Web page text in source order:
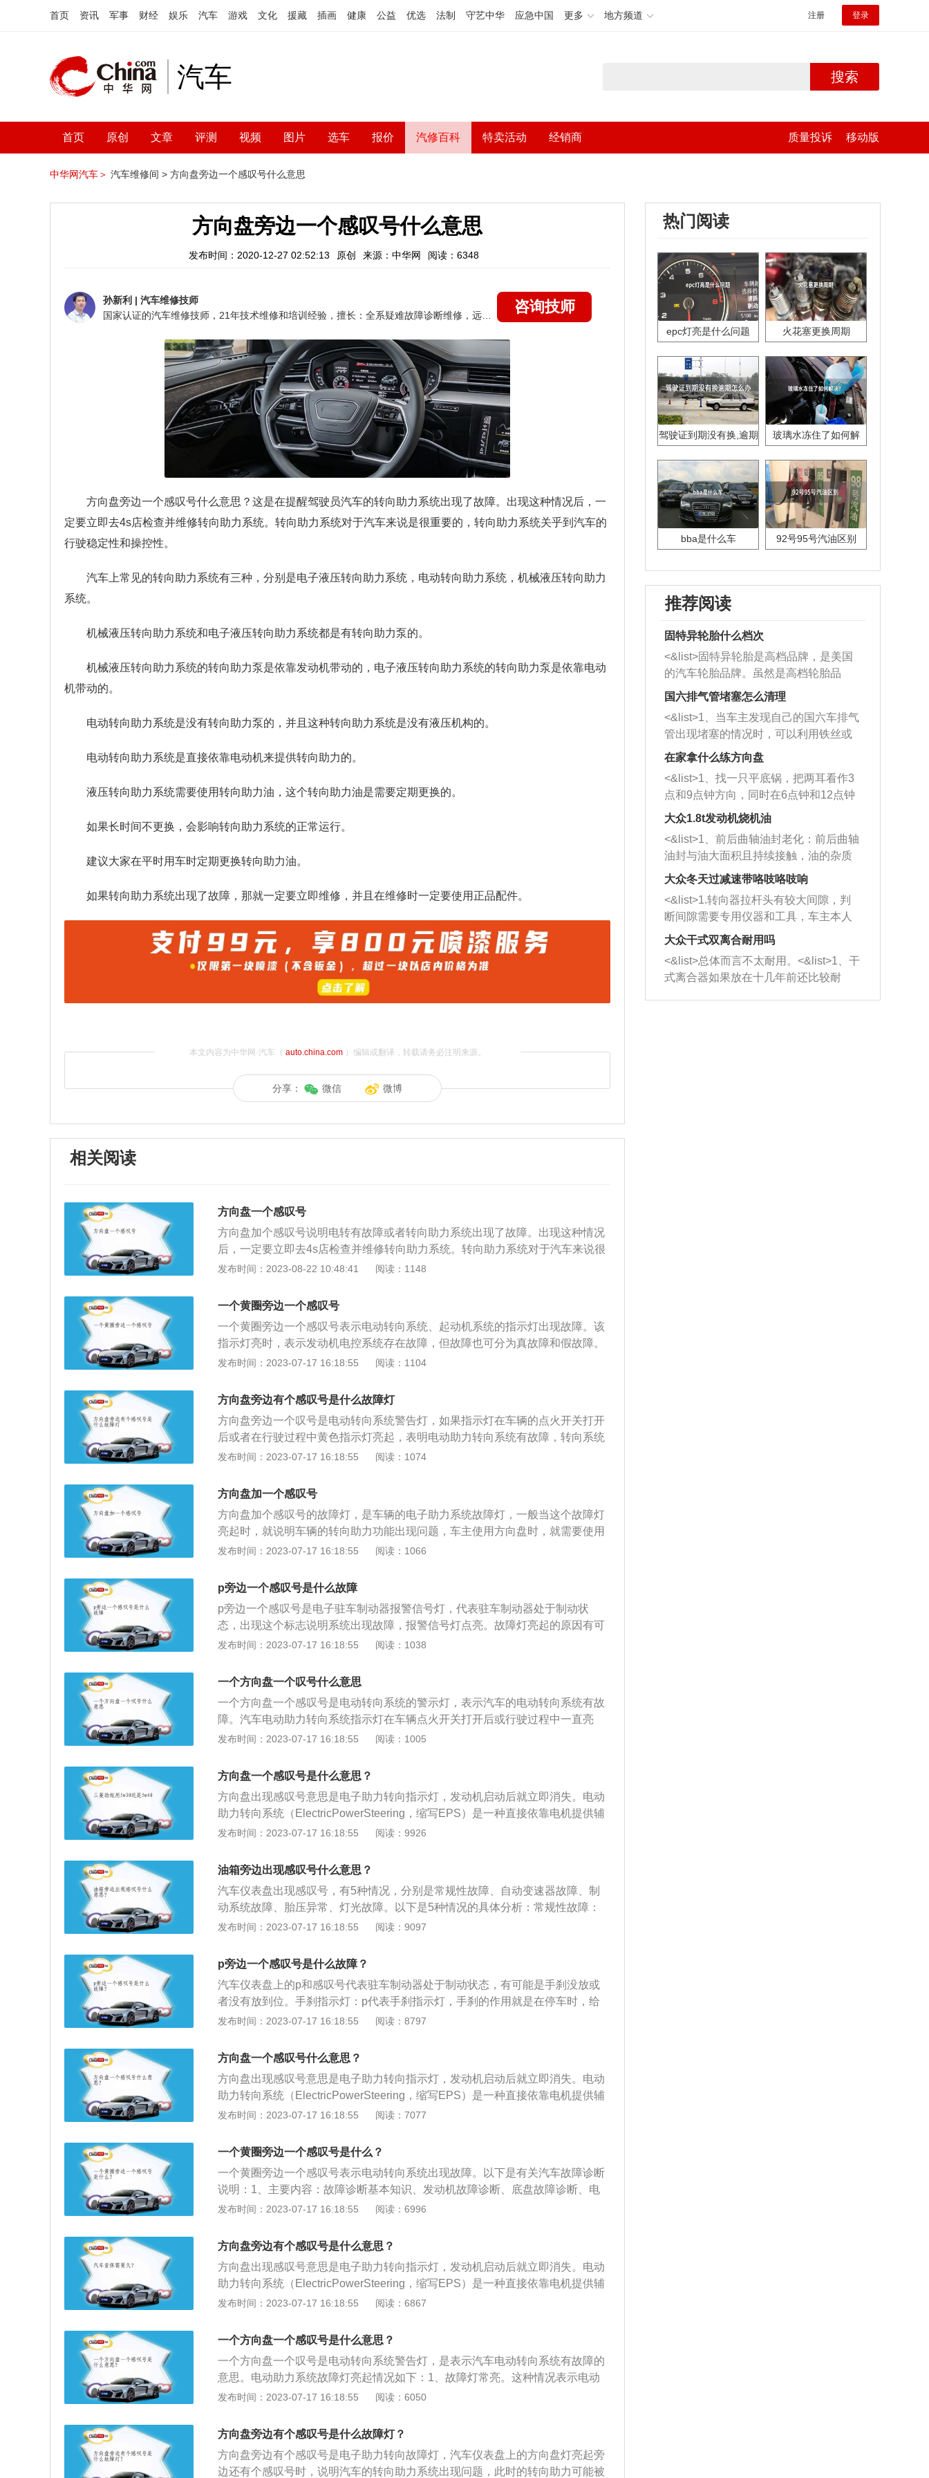
首页 资讯 军事 财经 娱乐 汽车 游戏 文化 援藏 插画 健康 公益 优选 法制 守艺中华 应急中国 更多 地方频道 注册 登录
汽车 搜索
首页 原创 文章 评测 视频 图片 选车 报价 汽修百科 特卖活动 经销商 质量投诉 移动版
中华网汽车＞ 汽车维修间 > 方向盘旁边一个感叹号什么意思
方向盘旁边一个感叹号什么意思
发布时间：2020-12-27 02:52:13 原创 来源：中华网 阅读：6348
孙新利 | 汽车维修技师
咨询技师
方向盘旁边一个感叹号什么意思？ 这是在提醒驾驶员汽车的转向助力系统出现了故障。出现这种情况后，一
定要立即去4s店检查并维修转向助力系统。转向助力系统对于汽车来说是很重要的，转向助力系统关乎到汽车的
行驶稳定性和操控性。
汽车上常见的转向助力系统有三种，分别是电子液压转向助力系统，电动转向助力系统，机械液压转向助力
系统。
机械液压转向助力系统和电子液压转向助力系统都是有转向助力泵的。
机械液压转向助力系统的转向助力泵是依靠发动机带动的，电子液压转向助力系统的转向助力泵是依靠电动
机带动的。
电动转向助力系统是没有转向助力泵的，并且这种转向助力系统是没有液压机构的。
电动转向助力系统是直接依靠电动机来提供转向助力的。
液压转向助力系统需要使用转向助力油，这个转向助力油是需要定期更换的。
如果长时间不更换，会影响转向助力系统的正常运行。
建议大家在平时用车时定期更换转向助力油。
如果转向助力系统出现了故障，那就一定要立即维修，并且在维修时一定要使用正品配件。
本文内容为中华网·汽车（ auto.china.com）编辑或翻译，转载请务必注明来源。
分享： 微信 微博
相关阅读
方向盘一个感叹号
方向盘加个感叹号说明电转有故障或者转向助力系统出现了故障。出现这种情况
后，一定要立即去4s店检查并维修转向助力系统。转向助力系统对于汽车来说很
重要，转向助力系统关乎到汽车的行驶稳定性和操控性。方向盘边上一个感叹号
查各部件的连接部位，看有无松动的地方；3、检查轮胎胎压，是否处于正常的
压力；4、更换动力转向泵、转向器等零部件。电动助力转向系统是一种直接依
靠电机铺助扭矩的动力转向系统，现在汽车上经常遇见的电动转向有12V供电和2
4V供电两种主要形式。EPS系统主要由扭矩传感器、车速传感器、电动机、减速
机构和电子调节单元组成。
发布时间：2023-08-22 10:48:41 阅读：1148
一个黄圈旁边一个感叹号
一个黄圈旁边一个感叹号表示电动转向系统、起动机系统的指示灯出现故障。该
指示灯亮时，表示发动机电控系统存在故障，但故障也可分为真故障和假故障。
使用诊断工具理解代码后，假故障将会消失，而故障代码则由诊断工具针对真故
着起动机不起作用。不能工作的原因可能是电池不够，没有启动起动机的动力，
各线连接松动或接口脏污，使其接触不良。或者起动机内部电枢轴或轴承过紧，
电刷磨损过短。以下是有关汽车故障诊断说明：1、主要内容：故障诊断基本知
识、发动机故障诊断、底盘故障诊断、电气设备故障诊断等，通过典型案例使学
生掌握车故障诊断的一般方法，了解常见故障及其解决方法，为学生后续工作奠
障为起动机接线柱至电流表之间线路断路；如无火，则故障是蓄电池电量不足或
其线路故障。蓄电池电量不足，应充电；线路断路，应重新接通。3、汽车故障
诊断方法：人工经验、现代仪器设备诊断法、自诊断法，三原科技汽车不解体检
系统的指示灯。
发布时间：2023-07-17 16:18:55 阅读：1104
方向盘旁边有个感叹号是什么故障灯
方向盘旁边一个叹号是电动转向系统警告灯，如果指示灯在车辆的点火开关打开
后或者在行驶过程中黄色指示灯亮起，表明电动助力转向系统有故障，转向系统
部分已经失灵，也就是转向力度变大，转向困难。解决办法：及时前往维修店进
失效，解决办法：车主应该尽快减速慢行，并把车停好修理或者等待救援。正常
完成自检并没有发现问题后就会熄灭。如果有问题故障灯就会常亮。转向系统顾
名思义，就是用来改变或保持汽车行驶或倒退方向的一系列装置，可以按照驾驶
员的意愿来更好地控制汽车的行驶方向，在一定程度上还可以帮助驾驶员减轻方
发布时间：2023-07-17 16:18:55 阅读：1074
方向盘加一个感叹号
方向盘加个感叹号的故障灯，是车辆的电子助力系统故障灯，一般当这个故障灯
亮起时，就说明车辆的转向助力功能出现问题，车主使用方向盘时，就需要使用
更多的力气了。电子助力系统是使用电机来提供转向助力，它的体积小装配方
方向盘。如果车主刚刚启动车辆，发现电子助力系统故障灯亮起后马上熄灭了，
就说明车辆的的系统正在自检，这种情况是正常的，如果该故障灯长时间没有熄
灭，车主就需要到4S店检查并维修了。如果该故障灯常亮，说明电子助力系统损
坏，车主需要及时更换损坏的部件，如果故障灯亮起10分后自行熄灭，可能是因
为电机过热引起的，车主需要检查并维修电机。打开动力转向警示灯的原因很
差等。出现以上现象需要及时到修理店进行检修。
发布时间：2023-07-17 16:18:55 阅读：1066
p旁边一个感叹号是什么故障
p旁边一个感叹号是电子驻车制动器报警信号灯，代表驻车制动器处于制动状
态，出现这个标志说明系统出现故障，报警信号灯点亮。故障灯亮起的原因有可
能是手刹没放或者没有放到位，只要把手刹放下即可。电子驻车制动系统，是指
控制方式实现停车制动的技术。电子驻车作用就是在走走停停的路段来进行临时
驻车。电子驻车除了使用方便之外，还能防止溜坡，因为电子驻车功能是通过ES
P模块开发而来的，在驻车过程中，ECU会通过安装在车上的传感器来判断车身
的水平度和车轮制动所需要的扭矩，从而决策是否需要采取制动防止溜车。
发布时间：2023-07-17 16:18:55 阅读：1038
一个方向盘一个叹号什么意思
一个方向盘一个感叹号是电动转向系统的警示灯，表示汽车的电动转向系统有故
障。汽车电动助力转向系统指示灯在车辆点火开关打开后或行驶过程中一直亮
着，说明电动助力转向系统有故障。请及时到最近的4s店或维修店检查维修。如
果红色指示灯亮起，说明转向系统完全失灵，转向助力功能失效。车主应尽快减
速，将车停好维修或等待救援。一般情况下，当车辆点火开关从OFF转到ACC
时，电动助力系统的故障灯会短暂亮起，自检完成，没有发现问题后熄灭。电动
助力系统故障灯亮的原因如下:1.故障灯一直亮，说明电动助力系统完全失灵，需
要到维修点检查更换故障件；2.它会短暂亮起五到十分钟，然后熄灭。这是由电
停电机功率，电机温度下降后电机功率恢复。
发布时间：2023-07-17 16:18:55 阅读：1005
方向盘一个感叹号是什么意思？
方向盘出现感叹号意思是电子助力转向指示灯，发动机启动后就立即消失。电动
助力转向系统（ElectricPowerSteering，缩写EPS）是一种直接依靠电机提供辅
助扭矩的动力转向系统，与传统的液压助力转向系统HPS（HydraulicPowerStee
动机、减速机构和电子控制单元（ECU）等组成。电动助力转向系统是在传统机
械转向系统的基础上发展起来的。它利用电动机产生的动力来帮助驾驶员进行转
向操作，系统主要由三大部分构成，信号传感装置(包括扭矩传感器、转角传感器
和车速传感器)，转向助力机构(电机、离合器、减速传动机构)及电子控制装置。
电动机仅在需要助力时工作，驾驶员在操纵转向盘时，扭矩转角传感器根据输入
元根据电压和车速的信号，给出指令控制电动机运转，从而产生所需要的转向助
力。
发布时间：2023-07-17 16:18:55 阅读：9926
油箱旁边出现感叹号什么意思？
汽车仪表盘出现感叹号，有5种情况，分别是常规性故障、自动变速器故障、制
动系统故障、胎压异常、灯光故障。以下是5种情况的具体分析：常规性故障：
三角形里有感叹号，如果这个符号亮起，代表汽车的常规性能或者部件和功能发
动机油压力传感器故障等。需要前往4S店进行检修，查出故障来源。自动变速器
故障：黄色齿轮里面有感叹号，这是自动变速器故障警告灯，说明变速箱存在故
障或变速箱润滑油低于正常范围。需及时更换变速箱油。制动系统故障：括号圆
圈中间有感叹号，这个代表着制动系统的警示，主要有制动系统发生故障和制动
液面过低。需立即检修制动系统，避免发生事故。胎压异常：括号下面一横中间
灯就会亮起。需检查汽车胎压，将胎压恢复到正常范围内。灯光故障：黄色灯泡
感叹号，这是灯光故障指示灯，提示有车灯出现故障。解决方案：尽快去4s店检
查处理，也可以自行检查，重点检查是转向灯、雾灯、内照明灯等常用的灯泡，
发布时间：2023-07-17 16:18:55 阅读：9097
p旁边一个感叹号是什么故障？
汽车仪表盘上的p和感叹号代表驻车制动器处于制动状态，有可能是手刹没放或
者没有放到位。手刹指示灯：p代表手刹指示灯，手刹的作用就是在停车时，给
汽车一个阻力，使汽车不溜车。驻车制动就是手刹或者自动挡中的停车挡，锁住
规故障显示灯，出现这个指示灯，表示汽车的某些部件出现问题，例如干式双离
合变速器离合器过热、驻车传感器故障、发动机油压力传感器故障、外部车灯故
障。
发布时间：2023-07-17 16:18:55 阅读：8797
方向盘一个感叹号什么意思？
方向盘出现感叹号意思是电子助力转向指示灯，发动机启动后就立即消失。电动
助力转向系统（ElectricPowerSteering，缩写EPS）是一种直接依靠电机提供辅
助扭矩的动力转向系统，与传统的液压助力转向系统HPS（HydraulicPowerStee
动机、减速机构和电子控制单元（ECU）等组成。电动助力转向系统是在传统机
械转向系统的基础上发展起来的。它利用电动机产生的动力来帮助驾驶员进行转
向操作，系统主要由三大部分构成，信号传感装置(包括扭矩传感器、转角传感器
和车速传感器)，转向助力机构(电机、离合器、减速传动机构)及电子控制装置。
电动机仅在需要助力时工作，驾驶员在操纵转向盘时，扭矩转角传感器根据输入
元根据电压和车速的信号，给出指令控制电动机运转，从而产生所需要的转向助
力。
发布时间：2023-07-17 16:18:55 阅读：7077
一个黄圈旁边一个感叹号是什么？
一个黄圈旁边一个感叹号表示电动转向系统出现故障。以下是有关汽车故障诊断
说明：1、主要内容：故障诊断基本知识、发动机故障诊断、底盘故障诊断、电
气设备故障诊断等，通过典型案例使学生掌握车故障诊断的一般方法，了解常见
线在起动机接线柱试火，如有火，则故障为起动机接线柱至电流表之间线路断
路；如无火，则故障是蓄电池电量不足或其线路故障。蓄电池电量不足，应充
电；线路断路，应重新接通。3、汽车故障诊断方法：人工经验、现代仪器设备
诊断法、自诊断法，三原科技汽车不解体检测诊断站属现最流行汽车故障诊断方
式。
发布时间：2023-07-17 16:18:55 阅读：6996
方向盘旁边有个感叹号是什么意思？
方向盘出现感叹号意思是电子助力转向指示灯，发动机启动后就立即消失。电动
助力转向系统（ElectricPowerSteering，缩写EPS）是一种直接依靠电机提供辅
助扭矩的动力转向系统，与传统的液压助力转向系统HPS（HydraulicPowerStee
动机、减速机构和电子控制单元（ECU）等组成。电动助力转向系统是在传统机
械转向系统的基础上发展起来的。它利用电动机产生的动力来帮助驾驶员进行转
向操作，系统主要由三大部分构成，信号传感装置(包括扭矩传感器、转角传感器
和车速传感器)，转向助力机构(电机、离合器、减速传动机构)及电子控制装置。
电动机仅在需要助力时工作，驾驶员在操纵转向盘时，扭矩转角传感器根据输入
元根据电压和车速的信号，给出指令控制电动机运转，从而产生所需要的转向助
力。
发布时间：2023-07-17 16:18:55 阅读：6867
一个方向盘一个感叹号是什么意思？
一个方向盘一个叹号是电动转向系统警告灯，是表示汽车电动转向系统有故障的
意思。电动助力系统故障灯亮起情况如下：1、故障灯常亮。这种情况表示电动
助力系统完全故障，需要到维修点检查更换故障部件。2、短暂亮起五到十分钟
进入到过热保护模式，减少或者暂停电机助力。等电机温度降下来以后就会恢复
发布时间：2023-07-17 16:18:55 阅读：6050
方向盘旁边有个感叹号是什么故障灯？
方向盘旁边有个感叹号是电子助力转向故障灯，汽车仪表盘上的方向盘灯亮起旁
边还有个感叹号时，说明汽车的转向助力系统出现问题，此时的转向助力可能被
热门阅读
epc灯亮是什么问题 火花塞更换周期
驾驶证到期没有换,逾期
玻璃水冻住了如何解
bba是什么车 92号95号汽油区别
推荐阅读
固特异轮胎什么档次
<&list>固特异轮胎是高档品牌，是美国
的汽车轮胎品牌。虽然是高档轮胎品
牌，但是中高低端的轮胎都有生产，这
也是为了更好的开拓市场。
国六排气管堵塞怎么清理
<&list>1、当车主发现自己的国六车排气
管出现堵塞的情况时，可以利用铁丝或
者是细棍，直接将杂物给取出来，如果
堵塞情况比较严重，也可以采取应急措
施。 <&list>2、直接利用木棍将所有的
杂物推到排气管里面的位置处，然后将
三元催化器拆解开，就可以将堵塞的东
西取出来。但如果是因为积碳过多引起
的堵塞，就需要将三元催化器泡在草酸
洗剂对堵塞的情况得到解决，将清洗剂
放在燃油箱中，与燃油混合后，车辆启
动时，就可以和汽油一起进入到燃烧
室，最后形成废气排出，就可以让三元
催化器得到清洗，排气管堵塞的情况就
能够得到解决。
在家拿什么练方向盘
<&list>1、找一只平底锅，把两耳看作3
点和9点钟方向，同时在6点钟和12点钟
方向做一个标记。 <&list>2、双手握住
一圈半的练习，往右同样也要打相同的
圈数。 <&list>3、最后强调要反复练
习，这样就可以形成肌肉记忆，在真实
驾驶车辆时，不需要记忆也能打好方
向。
大众1.8t发动机烧机油
<&list>1、前后曲轴油封老化：前后曲轴
油封与油大面积且持续接触，油的杂质
和发动机内持续温度变化使其密封效果
逐渐减弱，导致渗油或漏油。<&list>2、
活塞间隙过大：积碳会使活塞环与缸体
的间隙扩大，导致机油流入燃烧室中，
造成烧机油。<&list>3、机油粘度。使用
机油粘度过小的话，同样会有烧机油现
象，机油粘度过小具有很好的流动性，
大众冬天过减速带咯吱咯吱响
<&list>1.转向器拉杆头有较大间隙，判
断间隙需要专用仪器和工具，车主本人
无法制作，需要将车辆送到修理厂或4s
店；<&list>2.车辆半轴套管防尘罩破
裂，破裂后会出现漏油现象，使半轴磨
损严重，磨损的半轴容易损坏，产生异
响；<&list>3.稳定器的转向胶套和球头
大众干式双离合耐用吗
<&list>总体而言不太耐用。<&list>1、干
式离合器如果放在十几年前还比较耐